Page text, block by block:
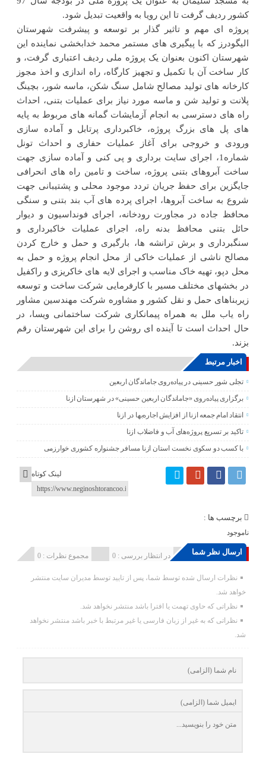
کشور ردیف گرفت تا این رویا به واقعیت تبدیل شود.
پروژه ای مهم و تاثیر گذار بر توسعه و پیشرفت شهرستان
الیگودرز که با پیگیری های مستمر محمد خدابخشی نماینده این
شهرستان اکنون بعنوان یک پروژه ملی ردیف اعتباری گرفت، و
کار ساخت آن با تکمیل و تجهیز کارگاه، راه اندازی و اخذ مجوز
کارخانه های تولید مصالح شامل سنگ شکن، ماسه شور، بچینگ
پلانت و تولید شن و ماسه مورد نیاز برای عملیات بتنی، احداث
راه های دسترسی به انجام آزمایشات گمانه های مربوط به پایه
های پل های بزرگ پروژه، خاکبرداری پرتابل و آماده سازی
ورودی و خروجی برای آغاز عملیات حفاری و احداث تونل
شماره1، اجرای سایت برداری و پی کنی و آماده سازی جهت
ساخت آبروهای بتنی پروژه، ساخت و تامین راه های انحرافی
جایگزین برای حفظ جریان تردد موجود محلی و پشتیبانی جهت
شروع به ساخت آبروها، اجرای پرده های آب بند بتنی و سنگی
محافظ جاده در مجاورت رودخانه، اجرای فونداسیون و دیوار
حائل بتنی محافظ بدنه راه، اجرای عملیات خاکبرداری و
سنگبرداری و برش ترانشه ها، بارگیری و حمل و خارج کردن
مصالح ناشی از عملیات خاکی از محل انجام پروژه و حمل به
محل دپو، تهیه خاک مناسب و اجرای لایه های خاکریزی و راکفیل
در بخشهای مختلف مسیر با کارفرمایی شرکت ساخت و توسعه
زیربناهای حمل و نقل کشور و مشاوره شرکت مهندسین مشاور
راه یاب ملل به همراه پیمانکاری شرکت ساختمانی ویسا، در
حال احداث است تا آینده ای روشن را برای این شهرستان رقم
بزند.
اخبار مرتبط
تجلی شور حسینی در پیاده‌روی جاماندگان اربعین
برگزاری پیاده‌روی «جاماندگان اربعین حسینی» در شهرستان ازنا
انتقاد امام جمعه ازنا از افزایش اجاره‌بها در ازنا
تاکید بر تسریع پروژه‌های آب و فاضلاب ازنا
با کسب دو سکوی نخست استان ازنا مسافر جشنواره کشوری خوارزمی
لینک کوتاه
برچسب ها :
ناموجود
ارسال نظر شما مجموع نظرات : 0 در انتظار بررسی : 0 انتشار یافته : 0
نظرات ارسال شده توسط شما، پس از تایید توسط مدیران سایت منتشر
خواهد شد.
نظراتی که حاوی تهمت یا افترا باشد منتشر نخواهد شد.
نظراتی که به غیر از زبان فارسی یا غیر مرتبط با خبر باشد منتشر نخواهد
شد.